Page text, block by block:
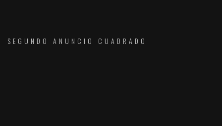
SEGUNDO ANUNCIO CUADRADO